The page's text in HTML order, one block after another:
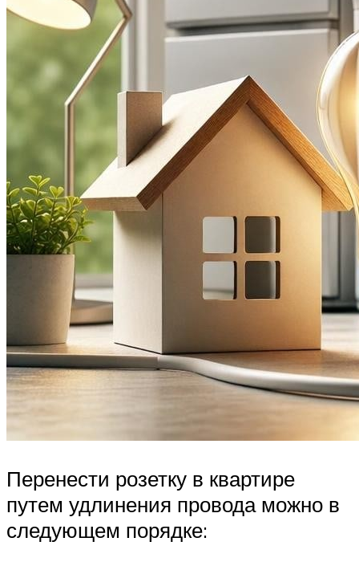
Перенести розетку в квартире
путем удлинения провода можно в
следующем порядке: